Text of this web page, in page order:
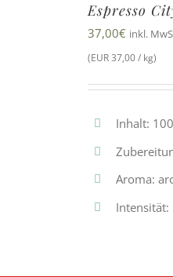
Espresso
37,00€ inkl.
(EUR 37,00 / kg)
Inhalt:
Aroma: